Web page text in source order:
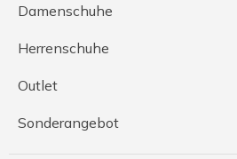
Damenschuhe
Herrenschuhe
Outlet
Sonderangebot